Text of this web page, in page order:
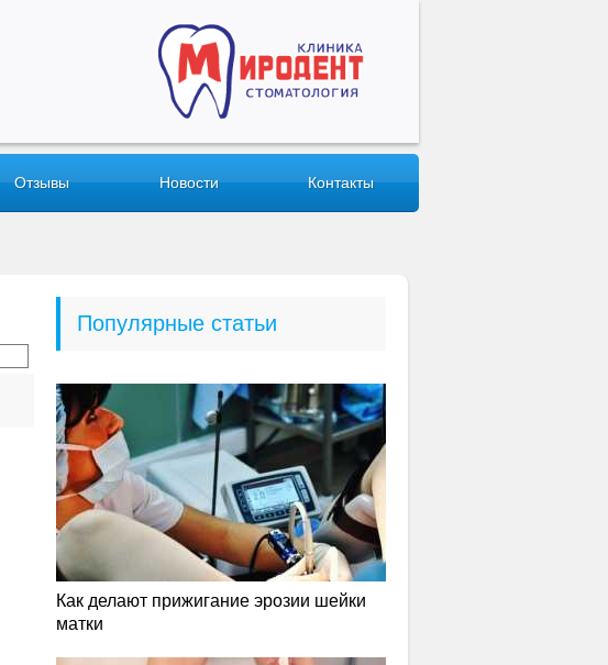
Отзывы Новости Контакты
Популярные статьи
Как делают прижигание эрозии шейки
матки